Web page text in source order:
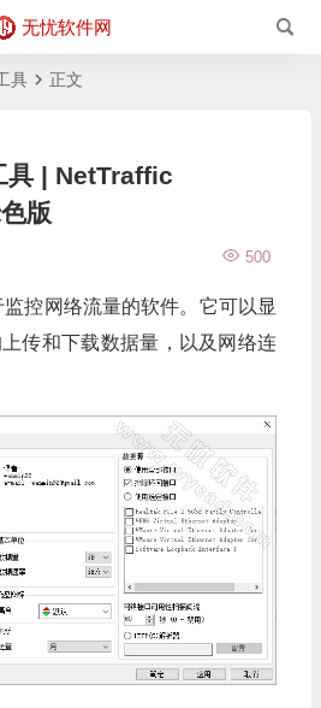
无忧软件网
具 正文
具 | NetTraffic
版
500
控网络流量的软件。它可以显
传和下载数据量，以及网络连